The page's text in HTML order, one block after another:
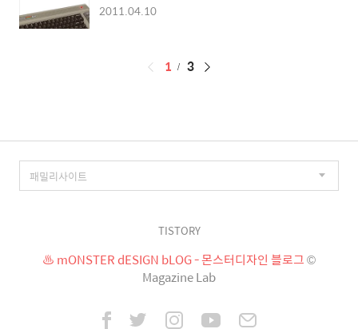
2011.04.10
페
1 3
TISTORY
♨ mONSTER dESIGN bLOG - 몬스터디자인 블로그©
Magazine Lab